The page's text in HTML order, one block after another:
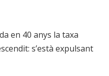
en 40 anys la taxa
s’està expulsant